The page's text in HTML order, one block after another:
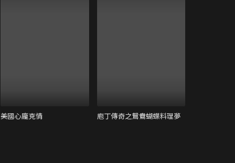
美國心龐克情 庖丁傳奇之鴛鴦蝴蝶料理夢